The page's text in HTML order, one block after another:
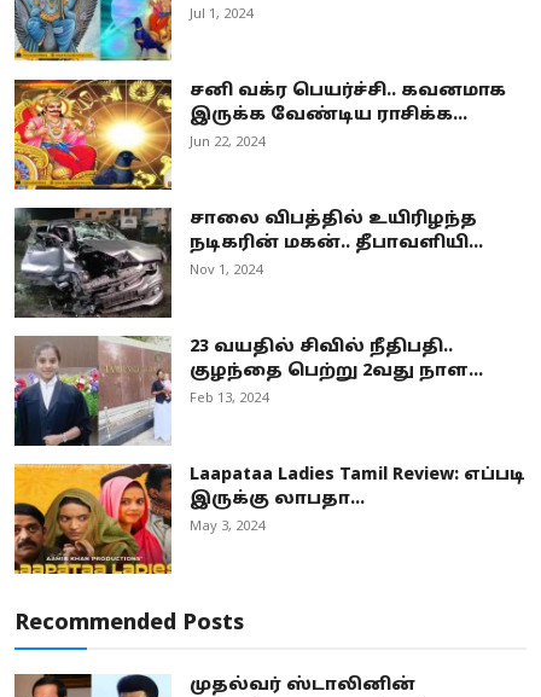
Jul 1, 2024
சனி வக்ர பெயர்ச்சி.. கவனமாக
இருக்க வேண்டிய ராசிக்க...
Jun 22, 2024
சாலை விபத்தில் உயிரிழந்த
நடிகரின் மகன்.. தீபாவளியி...
Nov 1, 2024
23 வயதில் சிவில் நீதிபதி..
குழந்தை பெற்று 2வது நாள...
Feb 13, 2024
Laapataa Ladies Tamil Review: எப்படி
இருக்கு லாபதா...
May 3, 2024
Recommended Posts
முதல்வர் ஸ்டாலினின்